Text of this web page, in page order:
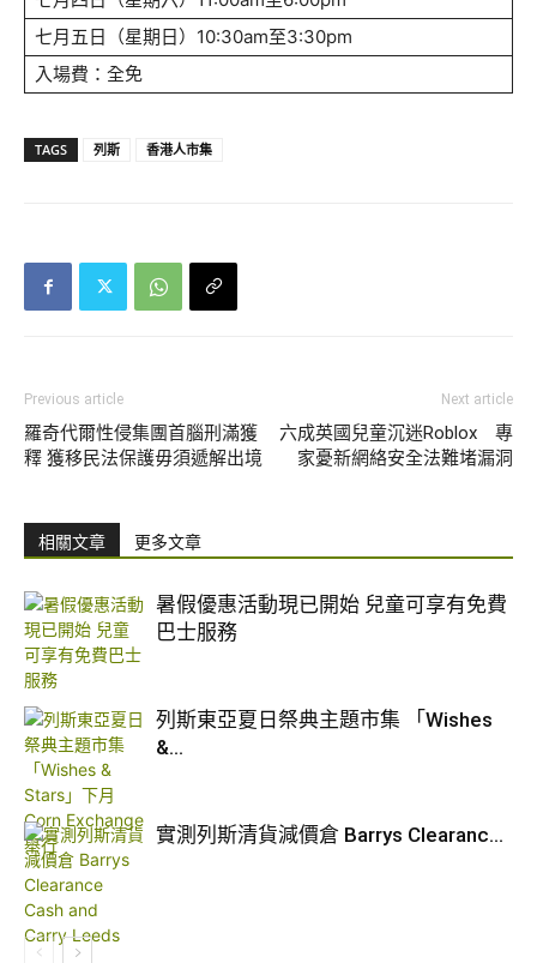
七月五日（星期日）10:30am至3:30pm
入場費：全免
TAGS 列斯 香港人市集
Previous article
羅奇代爾性侵集團首腦刑滿獲
釋 獲移民法保護毋須遞解出境
Next article
六成英國兒童沉迷Roblox 專
家憂新網絡安全法難堵漏洞
相關文章 更多文章
暑假優惠活動現已開始 兒童可享有免費
巴士服務
列斯東亞夏日祭典主題市集 「Wishes
&...
實測列斯清貨減價倉 Barrys Clearanc...